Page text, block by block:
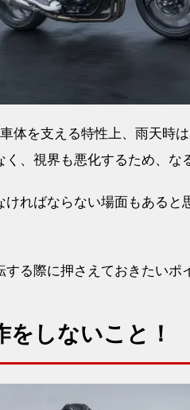
体を支える特性上、雨天時
、視界も悪化するため、な
ければならない場面もある
る際に押さえておきたいポ
をしないこと！